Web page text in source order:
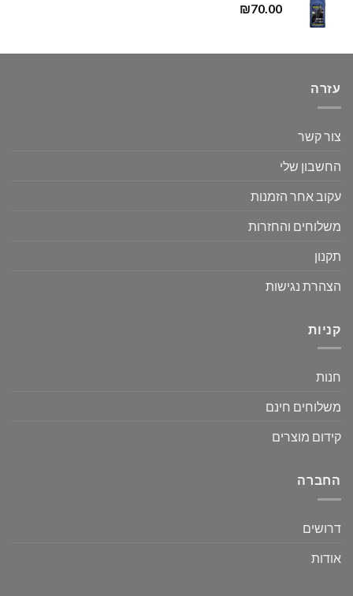
₪70.00
עזרה
צור קשר
החשבון שלי
עקוב אחר הזמנות
משלוחים והחזרות
תקנון
הצהרת נגישות
קניות
חנות
משלוחים חינם
קידום מוצרים
החברה
דרושים
אודות